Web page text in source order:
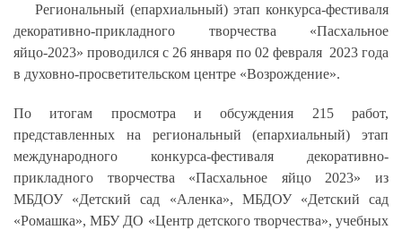
Региональный (епархиальный) этап конкурса-фестиваля
декоративно-прикладного творчества «Пасхальное
яйцо-2023» проводился с 26 января по 02 февраля 2023 года
в духовно-просветительском центре «Возрождение».
По итогам просмотра и обсуждения 2­­15 работ,
представленных на региональный (епархиальный) этап
международного конкурса-фестиваля декоративно-
прикладного творчества «Пасхальное яйцо 2023» из
МБДОУ «Детский сад «Аленка», МБДОУ «Детский сад
«Ромашка», МБУ ДО «Центр детского творчества», учебных